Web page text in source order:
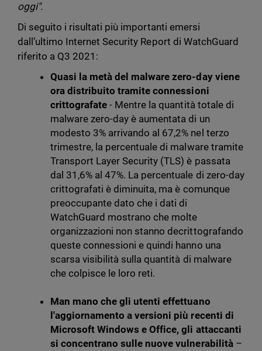
oggi".
Di seguito i risultati più importanti emersi
dall’ultimo Internet Security Report di WatchGuard
riferito a Q3 2021:
Quasi la metà del malware zero-day viene
ora distribuito tramite connessioni
crittografate- Mentre la quantità totale di
malware zero-day è aumentata di un
modesto 3% arrivando al 67,2% nel terzo
trimestre, la percentuale di malware tramite
Transport Layer Security (TLS) è passata
dal 31,6% al 47%. La percentuale di zero-day
crittografati è diminuita, ma è comunque
preoccupante dato che i dati di
WatchGuard mostrano che molte
organizzazioni non stanno decrittografando
queste connessioni e quindi hanno una
scarsa visibilità sulla quantità di malware
che colpisce le loro reti.
Man mano che gli utenti effettuano
l'aggiornamento a versioni più recenti di
Microsoft Windows e Office, gli attaccanti
si concentrano sulle nuove vulnerabilità –